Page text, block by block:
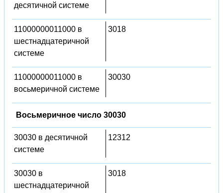
десятичной системе
11000000011000 в
шестнадцатеричной
системе
3018
11000000011000 в
восьмеричной системе
30030
Восьмеричное число 30030
30030 в десятичной
системе
12312
30030 в
шестнадцатеричной
3018